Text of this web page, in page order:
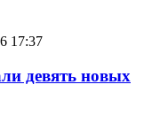
17:37
девять новых